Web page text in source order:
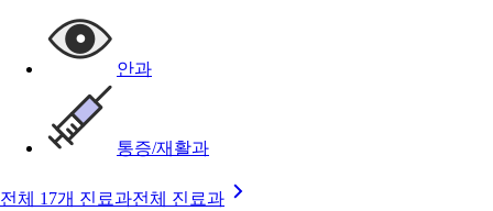
안과
통증/재활과
전체 17개 진료과전체 진료과